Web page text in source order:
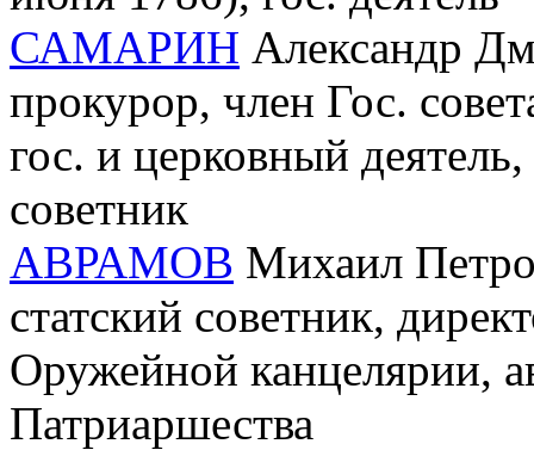
САМАРИН Александр
прокурор, член Гос.
гос. и церковный
советник
АВРАМОВ Михаил
статский советник,
Оружейной канцелярии,
Патриаршества